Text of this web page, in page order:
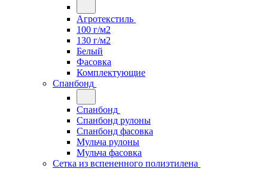
Агротекстиль
100 г/м2
130 г/м2
Белый
Фасовка
Комплектующие
Спанбонд
Спанбонд
Спанбонд рулоны
Спанбонд фасовка
Мульча рулоны
Мульча фасовка
Сетка из вспененного полиэтилена